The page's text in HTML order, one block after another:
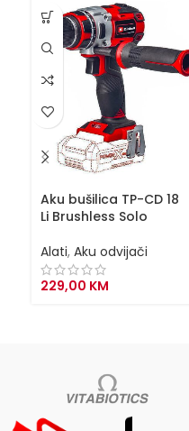
Aku bušilica TP-CD 18
Li Brushless Solo
Alati, Aku odvijači
229,00 KM